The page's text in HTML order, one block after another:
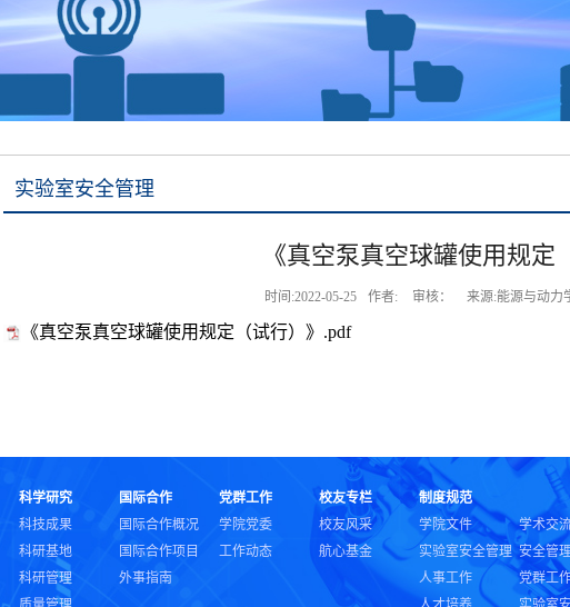
实验室安全管理
《真空泵真空球罐使用规定
时间:2022-05-25 作者: 审核： 来源:能源与动力
《真空泵真空球罐使用规定（试行）》.pdf
科学研究
科技成果
科研基地
科研管理
国际合作
国际合作概况
国际合作项目
外事指南
党群工作
学院党委
工作动态
校友专栏
校友风采
航心基金
制度规范
学院文件
实验室安全管理
人事工作
学术交
安全管
党群工